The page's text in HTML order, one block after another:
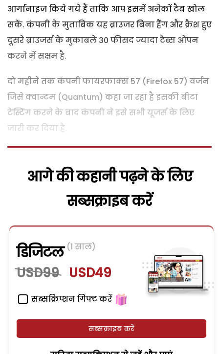
आर्गानाइज किये गये हैं ताकि आप इसमें अनेकों टैब खोल
सकें. कंपनी के मुताबिक यह ब्राउजर बिना हैंग और क्रैश हुए
दूसरे ब्राउजर्स के मुकाबले 30 फीसद ज्यादा टैब्स ओपन
करने में सक्षम है.
दो महीने तक कंपनी फायरफाक्स 57 (Firefox 57) वर्जन
जिसे क्वान्टम (Quantum) कहा जा रहा है इसकी बीटा
टेस्टिंग करने के बाद कंपनी ने इसे सभी यूजर्स के लिए
जारी कर दिया है.
आगे की कहानी पढ़ने के लिए
सब्सक्राइब करें
डिजिटल (1 साल)
USD99 USD49
सब्सक्रिप्शन गिफ्ट करें
सब्सक्राइब करें